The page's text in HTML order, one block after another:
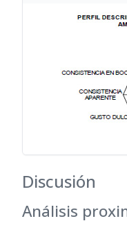
Discusión
Análisis